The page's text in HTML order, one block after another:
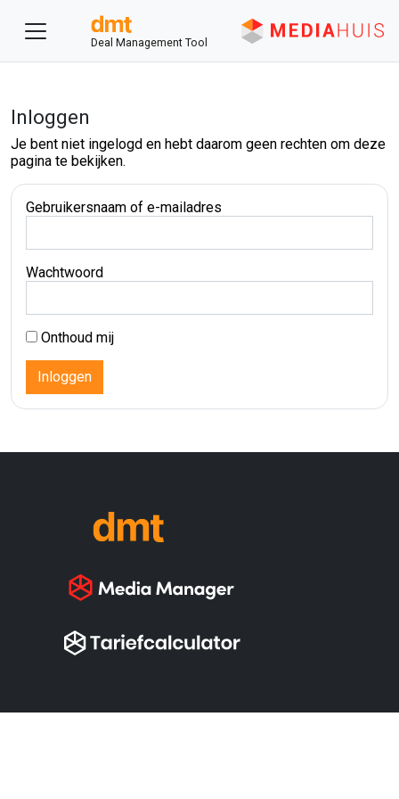
Deal Management Tool
Inloggen
Je bent niet ingelogd en hebt daarom geen rechten om deze
pagina te bekijken.
Gebruikersnaam of e-mailadres
Wachtwoord
Onthoud mij